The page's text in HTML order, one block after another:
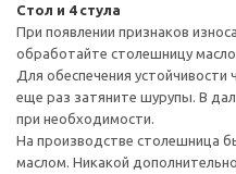
Стол и 4 стула
При появлении признаков
обработайте столешницу
Для обеспечения устойчивости
еще раз затяните шурупы. В
при необходимости.
На производстве столешница
маслом. Никакой